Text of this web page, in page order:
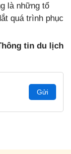
là những tổ
quá trình phục
tin du lịch
Gửi